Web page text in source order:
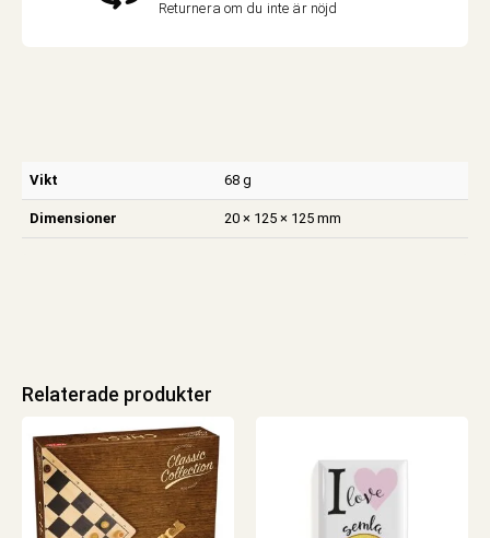
Returnera om du inte är nöjd
Vikt 68 g
Dimensioner 20 × 125 × 125 mm
Relaterade produkter